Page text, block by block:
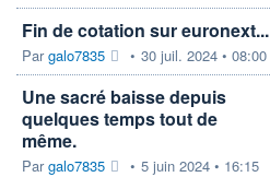
Fin de cotation sur euronext...
Pargalo7835 • 30 juil. 2024 • 08:00
Une sacré baisse depuis
quelques temps tout de
même.
Pargalo7835 • 5 juin 2024 • 16:15